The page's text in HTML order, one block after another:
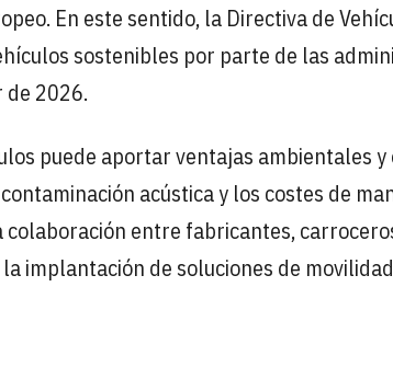
En este sentido, la Directiva de
sostenibles por parte de las
2026.
puede aportar ventajas ambientales
acústica y los costes de
entre fabricantes,
implantación de soluciones de